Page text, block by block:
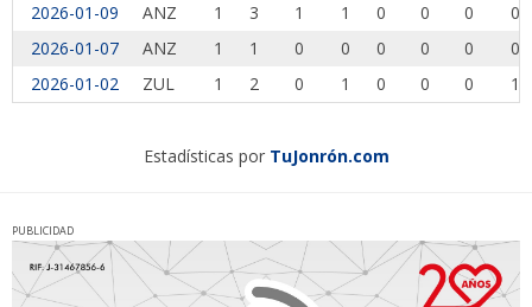
2026-01-09
ANZ 1 3 1 1 0 0 0
0
2026-01-07
ANZ 1 1 0 0 0 0 0
0
2026-01-02
ZUL 1 2 0 1 0 0 0 1
Estadísticas por TuJonrón.com
PUBLICIDAD